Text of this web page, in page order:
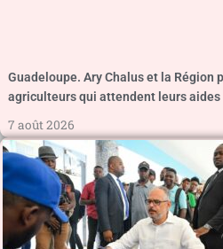
Guadeloupe. Ary Chalus et la Région
agriculteurs qui attendent leurs aides
7 août 2026